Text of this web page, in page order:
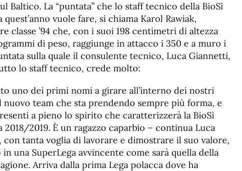
Baltico. La “puntata” che lo staff tecnico della BioSì
quest’anno vuole fare, si chiama Karol Rawiak,
classe ’94 che, con i suoi 198 centimetri di altezza
di peso, raggiunge in attacco i 350 e a muro i
sulla quale il consulente tecnico, Luca Giannetti,
lo staff tecnico, crede molto:
uno dei primi nomi a girare all’interno dei nostri
team che sta prendendo sempre più forma, e
a pieno lo spirito che caratterizzerà la BioSì
2018/2019. È un ragazzo caparbio – continua Luca
tanta voglia di lavorare e dimostrare il suo valore,
una SuperLega avvincente come sarà quella della
Arriva dalla prima Lega polacca dove ha